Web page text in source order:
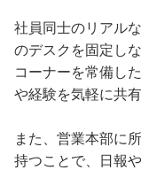
社員同士のリアル
のデスクを固定し
コーナーを常備し
や経験を気軽に共
また、営業本部に
持つことで、日報